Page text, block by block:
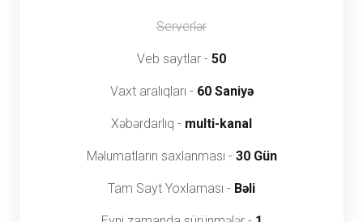
Serverlər
Veb saytlar - 50
Vaxt aralıqları - 60 Saniyə
Xəbərdarlıq - multi-kanal
Məlumatların saxlanması - 30 Gün
Tam Sayt Yoxlaması - Bəli